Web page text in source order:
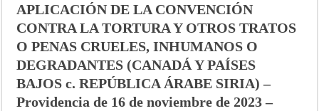
de
noviembre
2023
–
Internacional
Justicia
APLICACIÓN DE LA CONVENCIÓN
CONTRA LA TORTURA Y OTROS TRATOS
O PENAS CRUELES, INHUMANOS O
DEGRADANTES (CANADÁ Y PAÍSES
BAJOS c. REPÚBLICA ÁRABE SIRIA) –
Providencia de 16 de noviembre de 2023 –